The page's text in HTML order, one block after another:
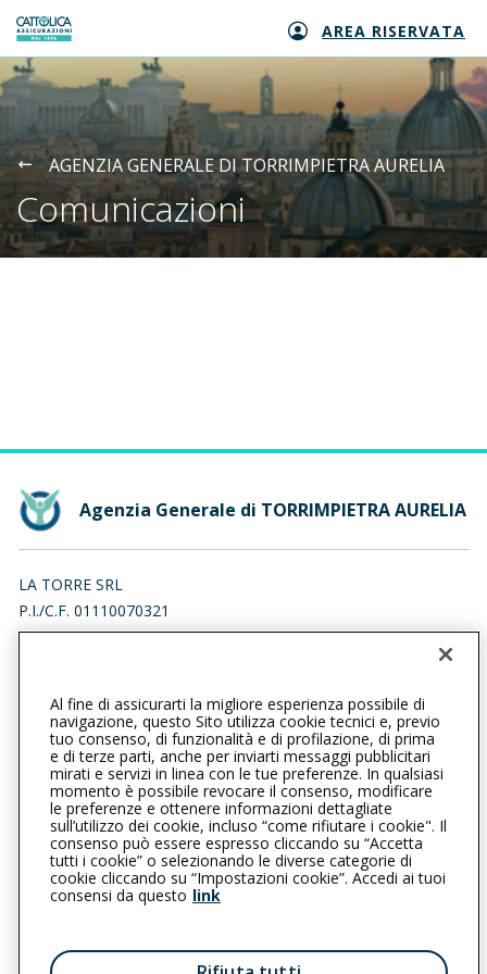
Generali logo AREA RISERVATA
AGENZIA GENERALE DI TORRIMPIETRA AURELIA
Comunicazioni
Agenzia Generale di TORRIMPIETRA AURELIA
LA TORRE SRL
P.I./C.F. 01110070321
VIA AURELIA 2849/G, 00054 FIUMICINO (RM)
0661697880 0661697880
torrimpietraaurelia@cattolica.it
latorreagenziadiassicurazioni@legalmail.it
L’intermediario è soggetto al controllo dell’IVASS. Consulta il
Registro RUI al seguentelink
Privacy | Cookie | Il Gruppo Generali
Al fine di assicurarti la migliore esperienza possibile di
navigazione, questo Sito utilizza cookie tecnici e, previo
tuo consenso, di funzionalità e di profilazione, di prima
e di terze parti, anche per inviarti messaggi pubblicitari
mirati e servizi in linea con le tue preferenze. In qualsiasi
momento è possibile revocare il consenso, modificare
le preferenze e ottenere informazioni dettagliate
sull’utilizzo dei cookie, incluso “come rifiutare i cookie". Il
consenso può essere espresso cliccando su “Accetta
tutti i cookie” o selezionando le diverse categorie di
cookie cliccando su “Impostazioni cookie”. Accedi ai tuoi
consensi da questo link